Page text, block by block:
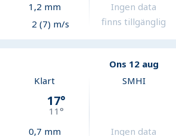
1,2 mm
2 (7) m/s
Ingen data
finns tillgänglig
Ons 12 aug
Klart
17°
11°
0,7 mm
SMHI
Ingen data